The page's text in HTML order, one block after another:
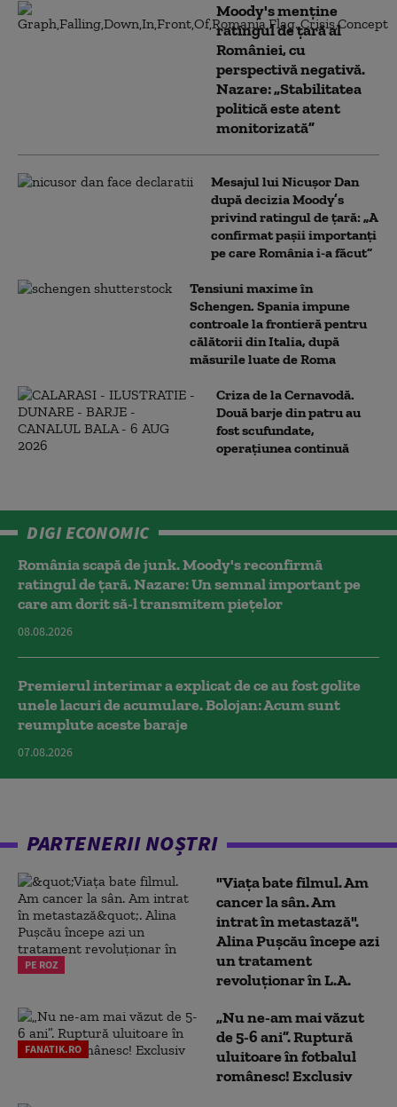
Moody's menține
ratingul de țară al
României, cu
perspectivă negativă.
Nazare: „Stabilitatea
politică este atent
monitorizată”
Mesajul lui Nicușor Dan
după decizia Moody’s
privind ratingul de țară: „A
confirmat pașii importanți
pe care România i-a făcut”
Tensiuni maxime în
Schengen. Spania impune
controale la frontieră pentru
călătorii din Italia, după
măsurile luate de Roma
Criza de la Cernavodă.
Două barje din patru au
fost scufundate,
operațiunea continuă
DIGI ECONOMIC
România scapă de junk. Moody's reconfirmă
ratingul de țară. Nazare: Un semnal important pe
care am dorit să-l transmitem piețelor
08.08.2026
Premierul interimar a explicat de ce au fost golite
unele lacuri de acumulare. Bolojan: Acum sunt
reumplute aceste baraje
07.08.2026
PARTENERII NOȘTRI
PE ROZ
"Viața bate filmul. Am
cancer la sân. Am
intrat în metastază".
Alina Pușcău începe azi
un tratament
revoluționar în L.A.
FANATIK.RO
„Nu ne-am mai văzut
de 5-6 ani”. Ruptură
uluitoare în fotbalul
românesc! Exclusiv